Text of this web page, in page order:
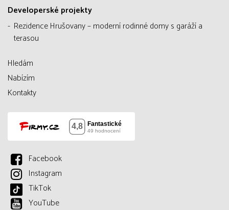
Developerské projekty
Rezidence Hrušovany – moderní rodinné domy s garáží a
terasou
Hledám
Nabízím
Kontakty
Facebook
Instagram
TikTok
YouTube